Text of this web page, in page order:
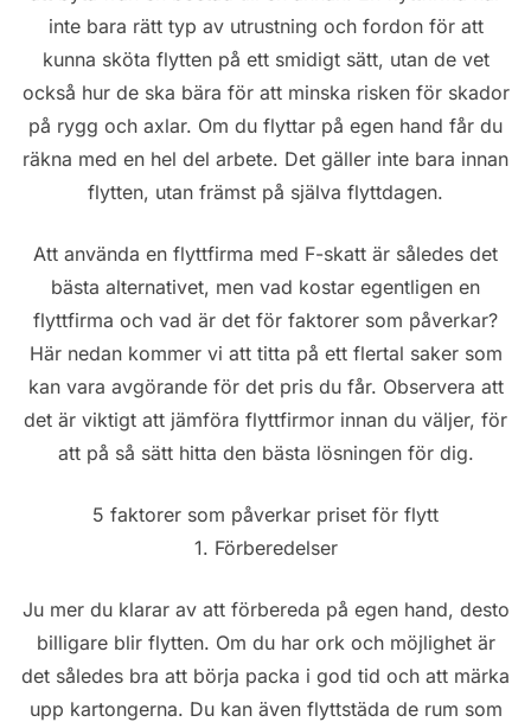
inte bara rätt typ av utrustning och fordon för att
kunna sköta flytten på ett smidigt sätt, utan de vet
också hur de ska bära för att minska risken för skador
på rygg och axlar. Om du flyttar på egen hand får du
räkna med en hel del arbete. Det gäller inte bara innan
flytten, utan främst på själva flyttdagen.
Att använda en flyttfirma med F-skatt är således det
bästa alternativet, men vad kostar egentligen en
flyttfirma och vad är det för faktorer som påverkar?
Här nedan kommer vi att titta på ett flertal saker som
kan vara avgörande för det pris du får. Observera att
det är viktigt att jämföra flyttfirmor innan du väljer, för
att på så sätt hitta den bästa lösningen för dig.
5 faktorer som påverkar priset för flytt
1. Förberedelser
Ju mer du klarar av att förbereda på egen hand, desto
billigare blir flytten. Om du har ork och möjlighet är
det således bra att börja packa i god tid och att märka
upp kartongerna. Du kan även flyttstäda de rum som